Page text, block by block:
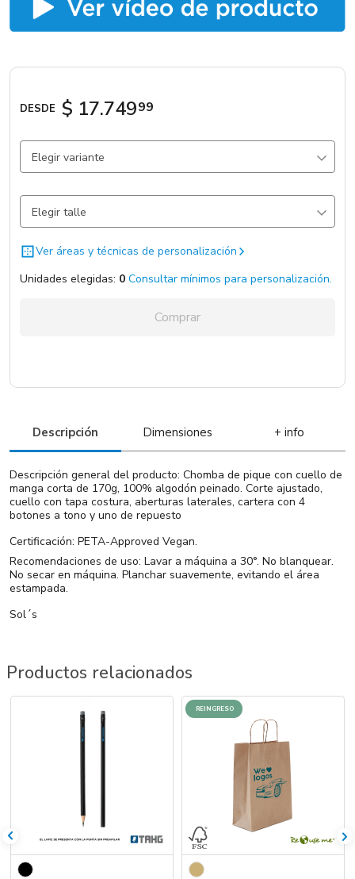
DESDE $ 17.74999
Elegir variante
Negro 1810 un.
Blanco 1101 un.
Gris Claro
Azul
Elegir talle
Total:
Ver áreas y técnicas de personalización
Unidades elegidas: 0 Consultar mínimos para personalización.
Comprar
Descripción Dimensiones + info
Descripción general del producto: Chomba de pique con cuello de
manga corta de 170g, 100% algodón peinado. Corte ajustado,
cuello con tapa costura, aberturas laterales, cartera con 4
botones a tono y uno de repuesto
Certificación: PETA-Approved Vegan.
Recomendaciones de uso: Lavar a máquina a 30°. No blanquear.
No secar en máquina. Planchar suavemente, evitando el área
estampada.
Sol´s
Productos relacionados
REINGRESO